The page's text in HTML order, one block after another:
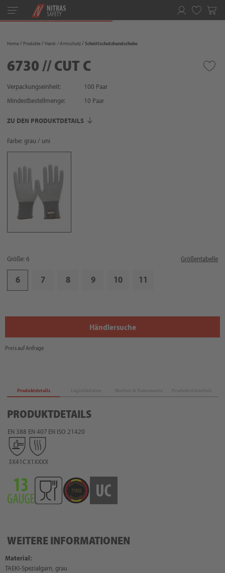
Toggle
navigation
Home Produkte Hand- / Armschutz Schnittschutzhandschuhe
6730 // CUT C
Verpackungseinheit:
100 Paar
Mindestbestellmenge:
10 Paar
ZU DEN PRODUKTDETAILS
Farbe: grau / uni
Größe: 6 Größentabelle
6 7 8 9 10 11
Händlersuche
Preis auf Anfrage
Produktdetails
PRODUKTDETAILS
EN 388
3X41C
EN 407
X1XXXX
EN ISO 21420
WEITERE INFORMATIONEN
Material:
TAEKI-Spezialgarn, grau